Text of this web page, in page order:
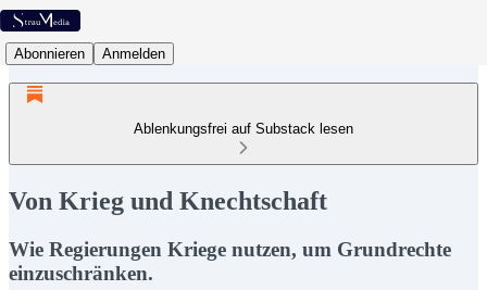
Abonnieren Anmelden
Ablenkungsfrei auf Substack lesen
Von Krieg und Knechtschaft
Wie Regierungen Kriege nutzen, um Grundrechte
einzuschränken.